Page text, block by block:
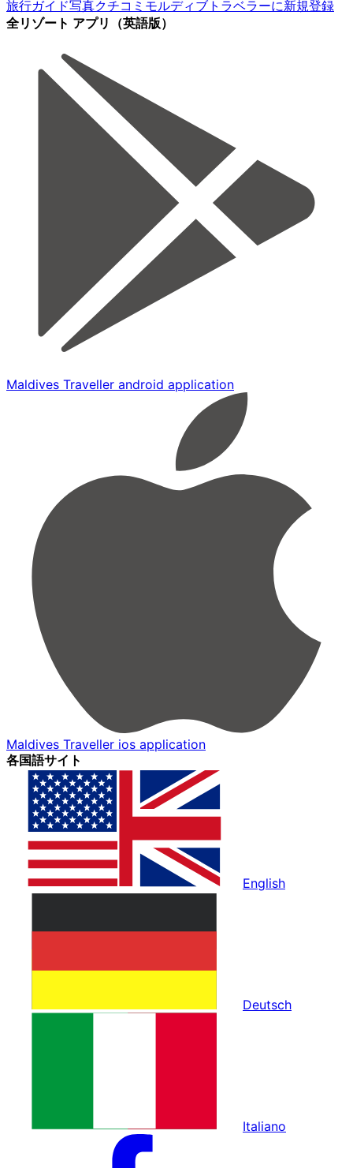
旅行ガイド写真クチコミ モルディブトラベラーに新規登録
全リゾート アプリ（英語版）
Maldives Traveller android application
Maldives Traveller ios application
各国語サイト
English
Deutsch
Italiano